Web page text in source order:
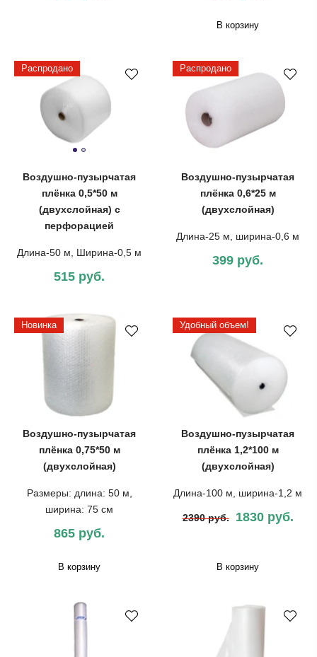
В корзину
Распродано
Воздушно-пузырчатая
плёнка 0,5*50 м
(двухслойная) с
перфорацией
Длина-50 м, Ширина-0,5 м
515 руб.
Распродано
Воздушно-пузырчатая
плёнка 0,6*25 м
(двухслойная)
Длина-25 м, ширина-0,6 м
399 руб.
Новинка
Воздушно-пузырчатая
плёнка 0,75*50 м
(двухслойная)
Размеры: длина: 50 м,
ширина: 75 см
865 руб.
В корзину
Удобный объем!
Воздушно-пузырчатая
плёнка 1,2*100 м
(двухслойная)
Длина-100 м, ширина-1,2 м
2390 руб. 1830 руб.
В корзину